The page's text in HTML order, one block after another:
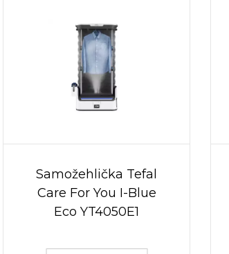
Samožehlička Tefal
Care For You I-Blue
Eco YT4050E1